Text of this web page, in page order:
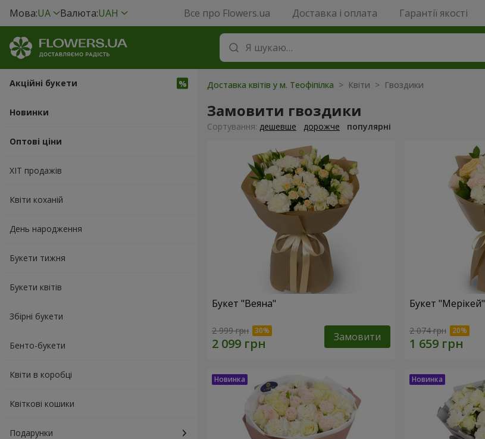
Мова:UA Валюта:UAH Все про Flowers.ua Доставка і оплата Гарантії якості
Акційні букети
Новинки
Оптові ціни
ХІТ продажів
Квіти коханій
День народження
Букети тижня
Букети квітів
Збірні букети
Бенто-букети
Квіти в коробці
Квіткові кошики
Подарунки
Доставка квітів у м. Теофіпілка > Квіти > Гвоздики
Замовити гвоздики
Сортування: дешевше дорожче популярні
Букет "Веяна"
2 999 грн Замовити
Букет "Мерікей"
2 074 грн